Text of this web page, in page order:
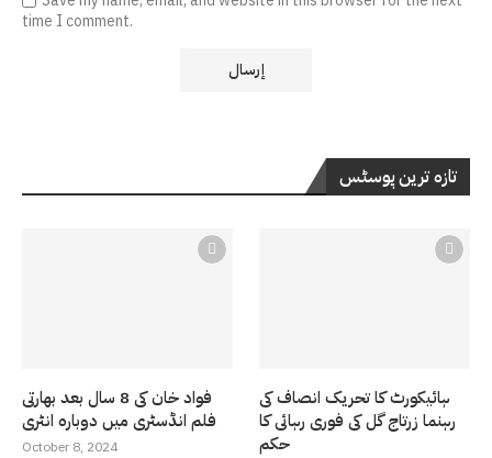
time I comment.
تازہ ترین پوسٹس
فواد خان کی 8 سال بعد بھارتی
فلم انڈسٹری میں دوبارہ انٹری
October 8, 2024
ہائیکورٹ کا تحریک انصاف کی
رہنما زرتاج گل کی فوری رہائی کا
حکم